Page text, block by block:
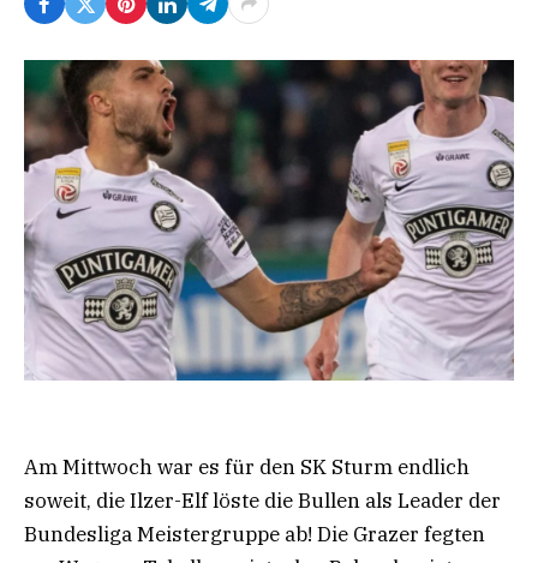
Am Mittwoch war es für den SK Sturm endlich
soweit, die Ilzer-Elf löste die Bullen als Leader der
Bundesliga Meistergruppe ab! Die Grazer fegten